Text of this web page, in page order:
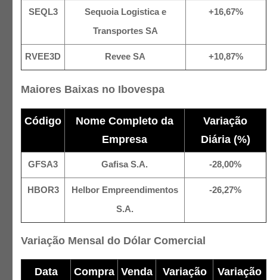
SEQL3
Sequoia Logistica e
Transportes SA
+16,67%
RVEE3D Revee SA +10,87%
Maiores Baixas no Ibovespa
Código
Nome Completo da
Empresa
Variação
Diária (%)
GFSA3 Gafisa S.A. -28,00%
HBOR3
Helbor Empreendimentos
S.A.
-26,27%
Variação Mensal do Dólar Comercial
Data Compra Venda Variação Variação